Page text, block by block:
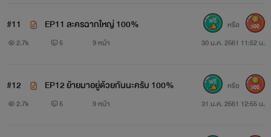
"ทำไมคะ ทำไมถึงทำกับฟ้าแบบนี้ ฮึก"
#11 EP11 ละครฉากใหญ่ 100%
2.7k 5 9 หน้า 30 ม.ค. 2561 11:52 น.
หรือ 300
#12 EP12 ย้ายมาอยู่ด้วยกันนะครับ 100%
2.7k 5 9 หน้า 31 ม.ค. 2561 12:55 น.
หรือ 300